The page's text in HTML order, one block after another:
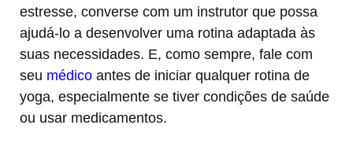
estresse, converse com um instrutor que possa
ajudá-lo a desenvolver uma rotina adaptada às
suas necessidades. E, como sempre, fale com
seu médico antes de iniciar qualquer rotina de
yoga, especialmente se tiver condições de saúde
ou usar medicamentos.